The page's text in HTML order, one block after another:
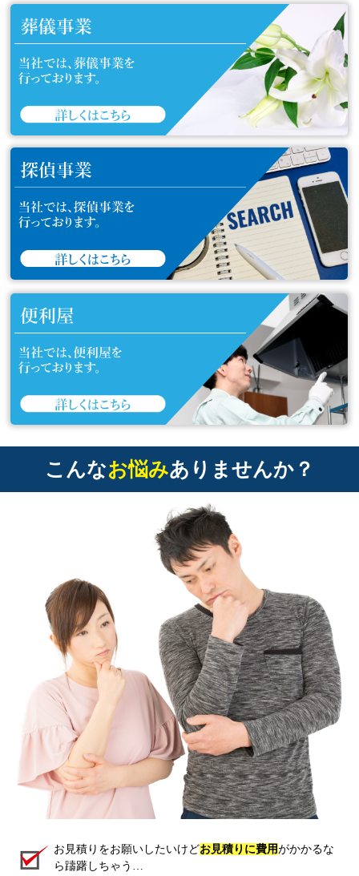
こんなお悩みありませんか？
お見積りをお願いしたいけどお見積りに費用がかかるな
ら躊躇しちゃう…